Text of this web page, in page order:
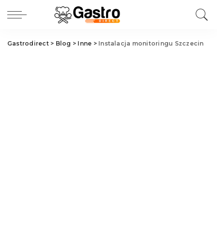
Gastrodirect> Blog > Inne > Instalacja monitoringu Szczecin